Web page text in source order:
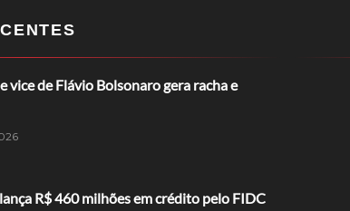
vice de Flávio Bolsonaro gera racha e
R$ 460 milhões em crédito pelo FIDC